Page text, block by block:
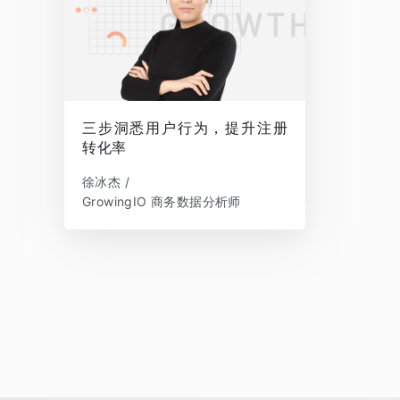
三步洞悉用户行为，提升注册
转化率
徐冰杰 /
GrowingIO 商务数据分析师